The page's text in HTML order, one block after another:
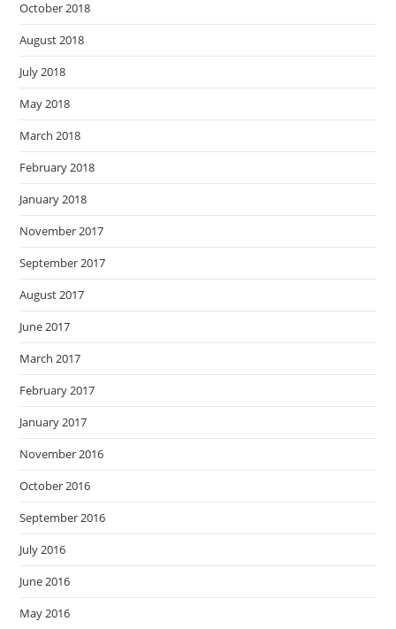
October 2018
August 2018
July 2018
May 2018
March 2018
February 2018
January 2018
November 2017
September 2017
August 2017
June 2017
March 2017
February 2017
January 2017
November 2016
October 2016
September 2016
July 2016
June 2016
May 2016